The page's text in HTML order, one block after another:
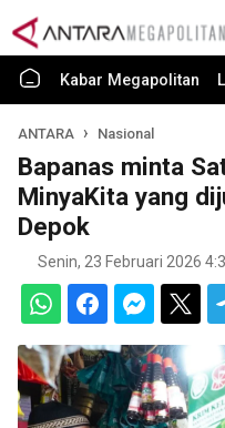
Kabar Megapolitan
ANTARA Nasional
Bapanas minta
MinyaKita yang
Depok
Senin, 23 Februari 2026